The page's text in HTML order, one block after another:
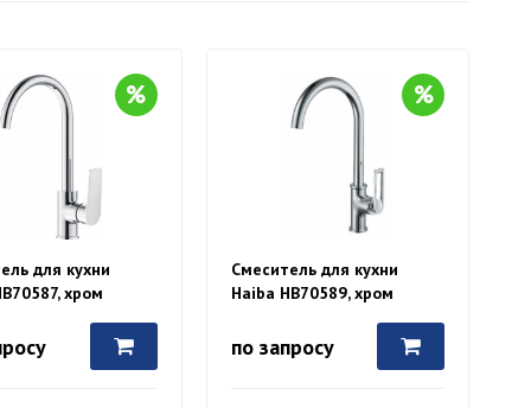
для кухни
хром
Смеситель для кухни
Haiba HB70589, хром
по запросу